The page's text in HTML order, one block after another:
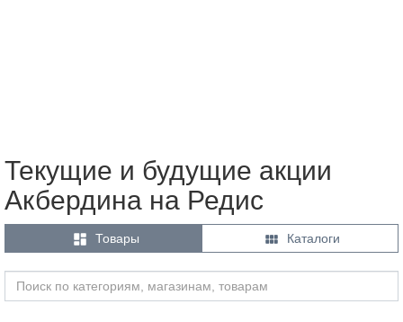
Текущие и будущие акции
Акбердина на Редис
 Товары  Каталоги